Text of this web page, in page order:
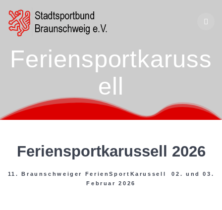
Feriensportkaruss
ell
Feriensportkarussell 2026
11. Braunschweiger FerienSportKarussell 02. und 03.
Februar 2026